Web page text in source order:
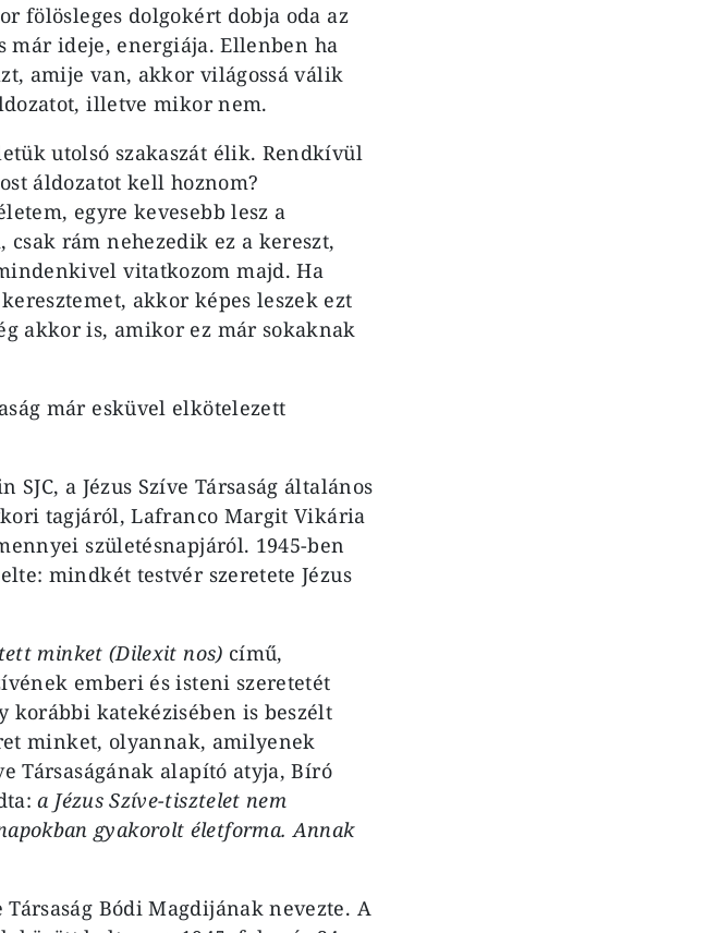
fölösleges dolgokért dobja oda az
már ideje, energiája. Ellenben ha
amije van, akkor világossá válik
illetve mikor nem.
utolsó szakaszát élik. Rendkívül
áldozatot kell hoznom?
egyre kevesebb lesz a
rám nehezedik ez a kereszt,
vitatkozom majd. Ha
akkor képes leszek ezt
akkor is, amikor ez már sokaknak
már esküvel elkötelezett
a Jézus Szíve Társaság általános
tagjáról, Lafranco Margit Vikária
születésnapjáról. 1945-ben
mindkét testvér szeretete Jézus
minket (Dilexit nos) című,
emberi és isteni szeretetét
korábbi katekézisében is beszélt
minket, olyannak, amilyenek
Társaságának alapító atyja, Bíró
a Jézus Szíve-tisztelet nem
gyakorolt életforma. Annak
Bódi Magdijának nevezte. A